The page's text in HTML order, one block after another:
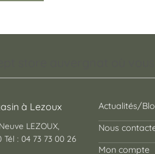
à Lezoux
LEZOUX,
Tél : 04 73 73 00 26
Actualités/
Nous
Mon compte